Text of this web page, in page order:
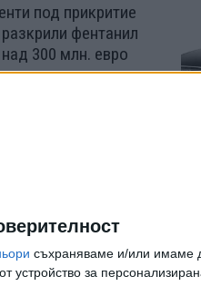
съхраняваме и/или имаме
устройство за
под прикритие
фентанил
300 млн. евро
2026